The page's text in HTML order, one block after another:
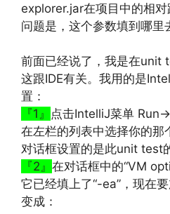
explorer.jar在项目中的相对
问题是，这个参数填到哪里
前面已经说了，我是在unit
这跟IDE有关。我用的是
置：
『1』 点击IntelliJ菜单
在左栏的列表中选择你的
对话框设置的是此unit test
『2』 在对话框中的“VM
它已经填上了“-ea”，现在
变成：